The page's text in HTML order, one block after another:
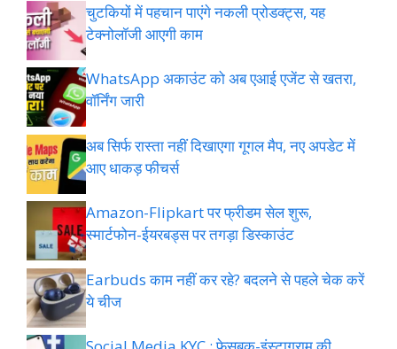
चुटकियों में पहचान पाएंगे नकली प्रोडक्ट्स, यह
टेक्नोलॉजी आएगी काम
WhatsApp अकाउंट को अब एआई एजेंट से खतरा,
वॉर्निंग जारी
अब सिर्फ रास्ता नहीं दिखाएगा गूगल मैप, नए अपडेट में
आए धाकड़ फीचर्स
Amazon-Flipkart पर फ्रीडम सेल शुरू,
स्मार्टफोन-ईयरबड्स पर तगड़ा डिस्काउंट
Earbuds काम नहीं कर रहे? बदलने से पहले चेक करें
ये चीज